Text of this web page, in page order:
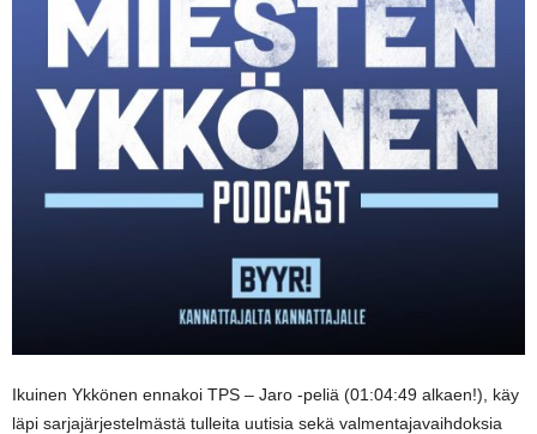
Ikuinen Ykkönen ennakoi TPS – Jaro -peliä (01:04:49 alkaen!), käy
läpi sarjajärjestelmästä tulleita uutisia sekä valmentajavaihdoksia